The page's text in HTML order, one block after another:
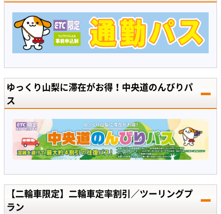
ゆっくり山梨に滞在がお得！中央道のんびりパ
ス
【二輪車限定】二輪車定率割引／ツーリングプ
ラン